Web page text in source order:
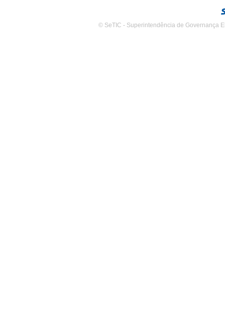
© SeTIC - Superintendência de Governança